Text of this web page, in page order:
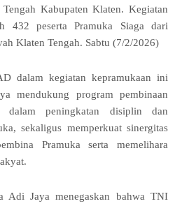
Kabupaten Klaten. Kegiatan
432 peserta Pramuka Siaga dari
Klaten Tengah. Sabtu (7/2/2026)
dalam kegiatan kepramukaan ini
mendukung program pembinaan
dalam peningkatan disiplin dan
sekaligus memperkuat sinergitas
Pramuka serta memelihara
Adi Jaya menegaskan bahwa TNI